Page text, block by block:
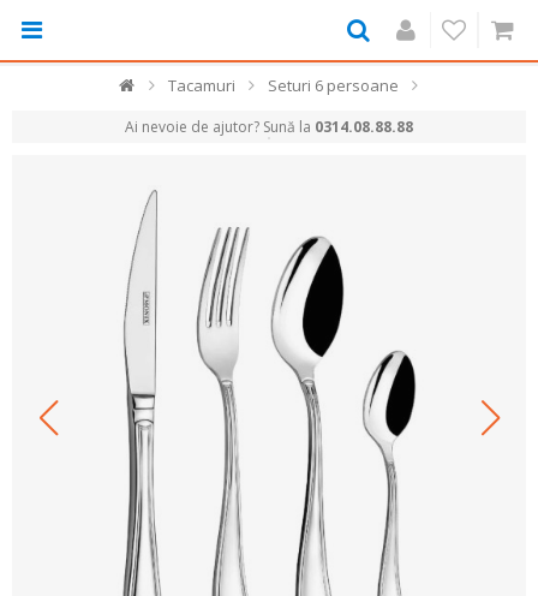
Tacamuri Seturi 6 persoane
Ai nevoie de ajutor? Sună la 0314.08.88.88